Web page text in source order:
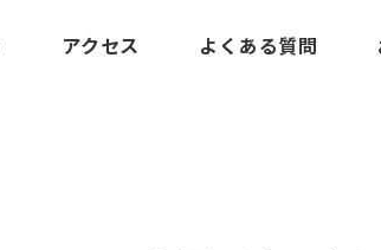
アクセス よくある質問